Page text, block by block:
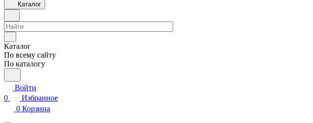
Каталог
Каталог
По всему сайту
По каталогу
Войти
0
Избранное
0 Корзина